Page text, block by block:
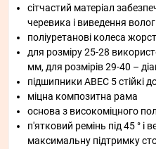
сітчастий матеріал
черевика і виведення
поліуретанові колеса
для розміру 25-28
мм, для розмірів 29-40 –
підшипники ABEC 5 стійкі
міцна композитна рама
основа з високоміцного
п'ятковий ремінь під 45 ° і
максимальну підтримку